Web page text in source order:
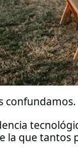
confundamos.
la que tantos